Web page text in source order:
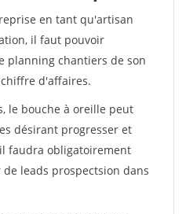
en tant qu'artisan
il faut pouvoir
planning chantiers de son
d'affaires.
le bouche à oreille peut
désirant progresser et
faudra obligatoirement
leads prospectsion dans